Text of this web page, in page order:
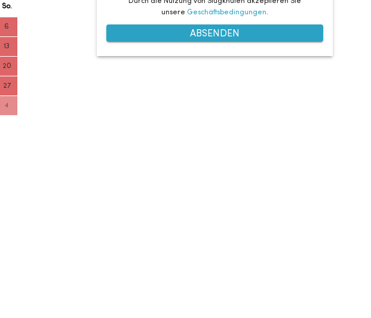
So.
6
13
20
27
4
unsere Geschäftsbedingungen.
ABSENDEN